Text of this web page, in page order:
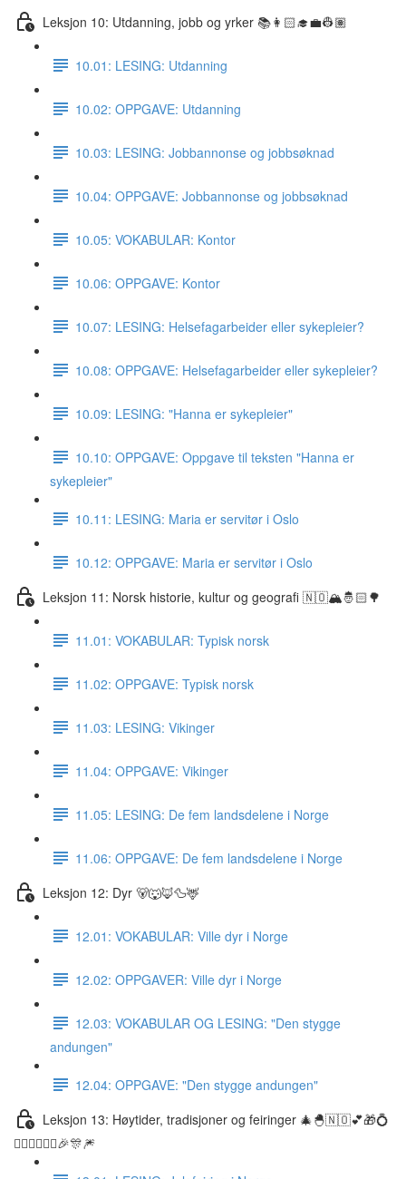
Leksjon 10: Utdanning, jobb og yrker 📚👩🏻‍🎓💼👷🏽
10.01: LESING: Utdanning
10.02: OPPGAVE: Utdanning
10.03: LESING: Jobbannonse og jobbsøknad
10.04: OPPGAVE: Jobbannonse og jobbsøknad
10.05: VOKABULAR: Kontor
10.06: OPPGAVE: Kontor
10.07: LESING: Helsefagarbeider eller sykepleier?
10.08: OPPGAVE: Helsefagarbeider eller sykepleier?
10.09: LESING: "Hanna er sykepleier"
10.10: OPPGAVE: Oppgave til teksten "Hanna er
sykepleier"
10.11: LESING: Maria er servitør i Oslo
10.12: OPPGAVE: Maria er servitør i Oslo
Leksjon 11: Norsk historie, kultur og geografi 🇳🇴🏔🤴🏻🌳
11.01: VOKABULAR: Typisk norsk
11.02: OPPGAVE: Typisk norsk
11.03: LESING: Vikinger
11.04: OPPGAVE: Vikinger
11.05: LESING: De fem landsdelene i Norge
11.06: OPPGAVE: De fem landsdelene i Norge
Leksjon 12: Dyr 🐻🐺🦊🦆🦌
12.01: VOKABULAR: Ville dyr i Norge
12.02: OPPGAVER: Ville dyr i Norge
12.03: VOKABULAR OG LESING: "Den stygge
andungen"
12.04: OPPGAVE: "Den stygge andungen"
Leksjon 13: Høytider, tradisjoner og feiringer 🎄🐣🇳🇴💕🎁💍
👰🏼‍♀️🤵🏽‍♂️🎉🎊🎆